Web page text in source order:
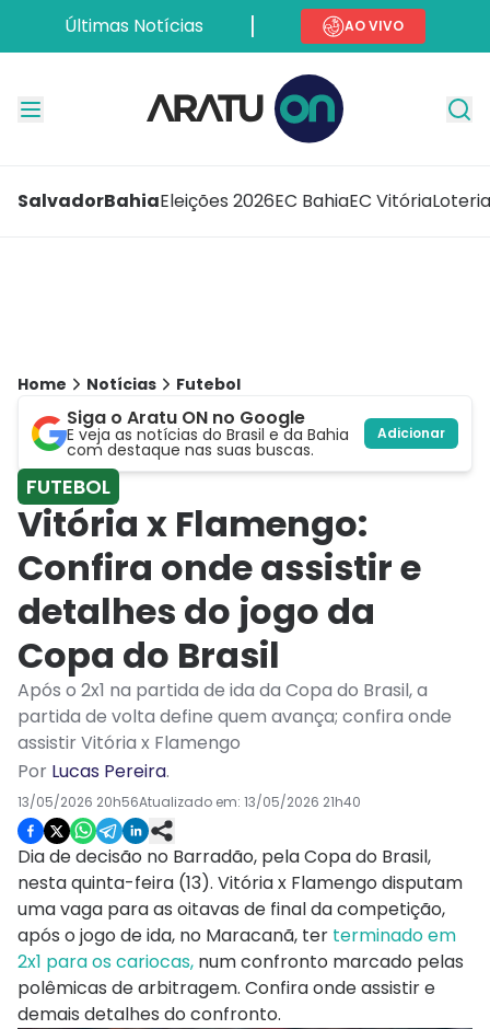
Últimas Notícias AO VIVO
SalvadorBahiaEleições 2026EC BahiaEC Vitória
Home Notícias Futebol
Siga o Aratu ON no Google
E veja as notícias do Brasil e da Bahia
com destaque nas suas buscas.
Adicionar
FUTEBOL
Vitória x Flamengo:
Confira onde assistir e
detalhes do jogo da
Copa do Brasil
Após o 2x1 na partida de ida da Copa do Brasil, a
partida de volta define quem avança; confira onde
assistir Vitória x Flamengo
Por Lucas Pereira.
13/05/2026 20h56Atualizado em: 13/05/2026 21h40
Dia de decisão no Barradão, pela Copa do Brasil,
nesta quinta-feira (13). Vitória x Flamengo disputam
uma vaga para as oitavas de final da competição,
após o jogo de ida, no Maracanã, ter terminado em
2x1 para os cariocas, num confronto marcado pelas
polêmicas de arbitragem. Confira onde assistir e
demais detalhes do confronto.